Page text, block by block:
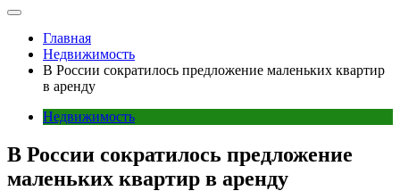
Главная
Недвижимость
В России сократилось предложение маленьких квартир
в аренду
Недвижимость
В России сократилось предложение
маленьких квартир в аренду